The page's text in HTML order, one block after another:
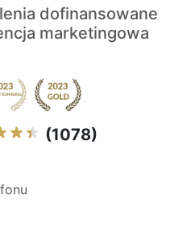
dofinansowane
marketingowa
(1078)